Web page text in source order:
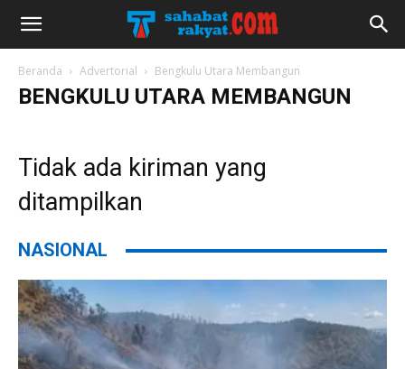
Beranda Advertorial Bengkulu Utara Membangun
BENGKULU UTARA MEMBANGUN
Tidak ada kiriman yang
ditampilkan
NASIONAL